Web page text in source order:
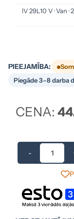
IV 29L10 V · Van ·
PIEEJAMĪBA:
Piegāde 3–8 darba
CENA:
-